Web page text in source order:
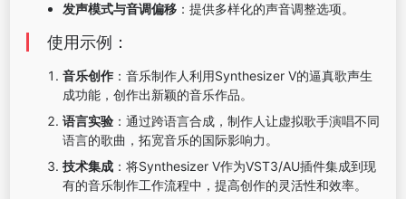
发声模式与音调偏移：提供多样化的声音调整选项。
使用示例：
音乐创作：音乐制作人利用Synthesizer V的逼真歌声生
成功能，创作出新颖的音乐作品。
语言实验：通过跨语言合成，制作人让虚拟歌手演唱不同
语言的歌曲，拓宽音乐的国际影响力。
技术集成：将Synthesizer V作为VST3/AU插件集成到现
有的音乐制作工作流程中，提高创作的灵活性和效率。